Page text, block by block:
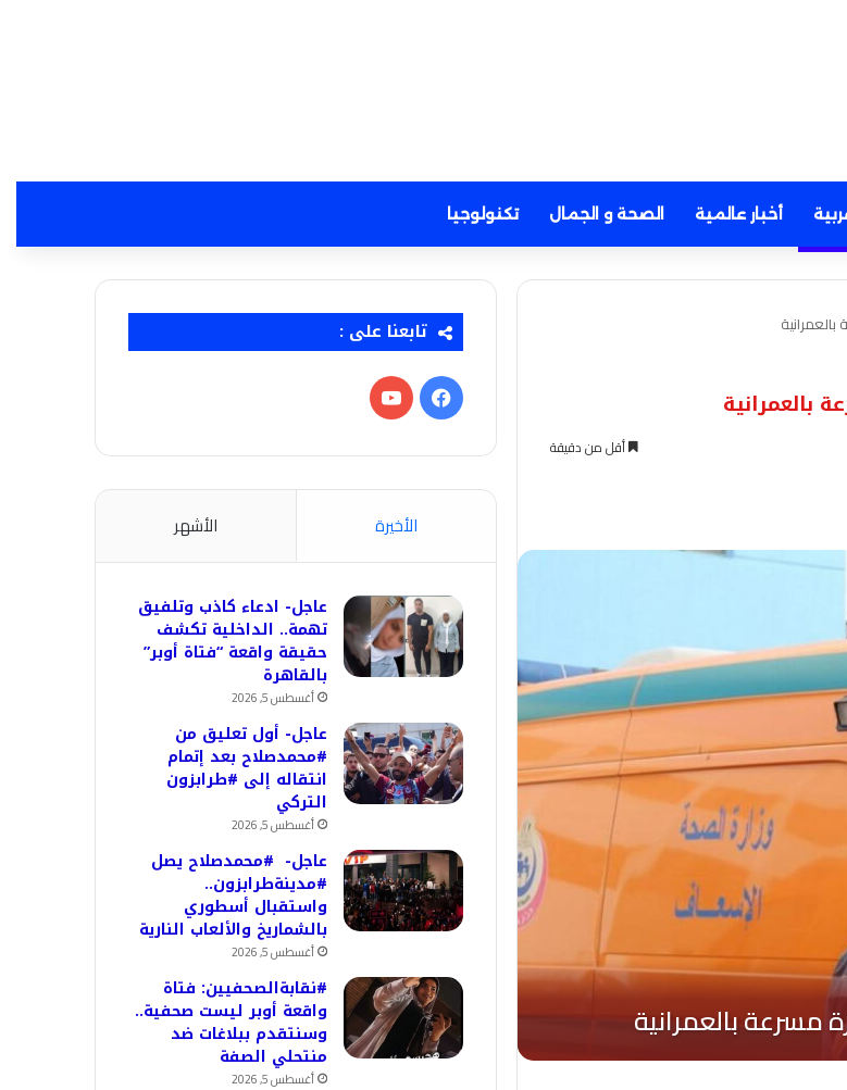
أخبار عالمية الصحة و الجمال تكنولوجيا
أقل من دقيقة
تابعنا على :
فيسبوك‫YouTube
الأخيرة الأشهر
عاجل- ادعاء كاذب وتلفيق
تهمة.. الداخلية تكشف
حقيقة واقعة “فتاة أوبر”
بالقاهرة
أغسطس 5, 2026
عاجل- أول تعليق من
#محمدصلاح بعد إتمام
انتقاله إلى #طرابزون
التركي
أغسطس 5, 2026
عاجل- #محمدصلاح يصل
#مدينةطرابزون..
واستقبال أسطوري
بالشماريخ والألعاب النارية
أغسطس 5, 2026
#نقابةالصحفيين: فتاة
واقعة أوبر ليست صحفية..
وسنتقدم ببلاغات ضد
منتحلي الصفة
أغسطس 5, 2026